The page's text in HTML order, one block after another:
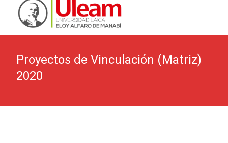
Proyectos de Vinculación (Matriz)
2020